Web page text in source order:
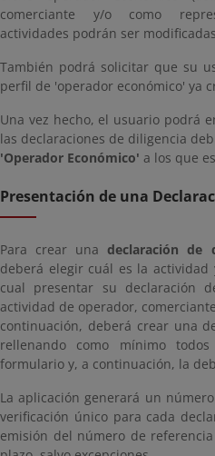
comerciante y/o como
actividades podrán ser
También podrá solicitar que su
perfil de 'operador económico' ya
Una vez hecho, el usuario podrá
las declaraciones de diligencia
'Operador Económico' a los que
Presentación de una
Para crear unadeclaración de
deberá elegir cuál es la
cual presentar su declaración
actividad de operador,
continuación, deberá crear una
rellenando como mínimo
formulario y, a continuación, la
La aplicación generará un
verificación único para cada
emisión del número de